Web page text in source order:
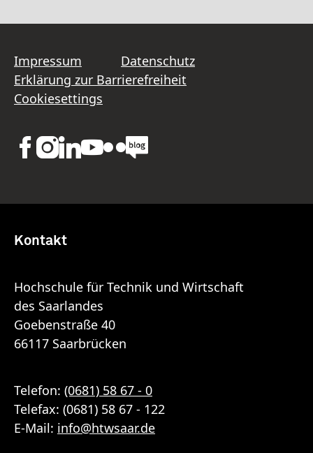
Impressum
Datenschutz
Erklärung zur Barrierefreiheit
Cookiesettings
Kontakt
Hochschule für Technik und Wirtschaft
des Saarlandes
Goebenstraße 40
66117 Saarbrücken
Telefon: (0681) 58 67 - 0
Telefax: (0681) 58 67 - 122
E-Mail: info@htwsaar.de